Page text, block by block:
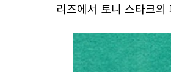
리즈에서 토니 스타크